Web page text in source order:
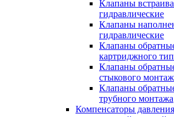
Клапаны
гидравлические
Клапаны
гидравлические
Клапаны
картриджного
Клапаны
стыкового
Клапаны
трубного монтажа
Компенсаторы